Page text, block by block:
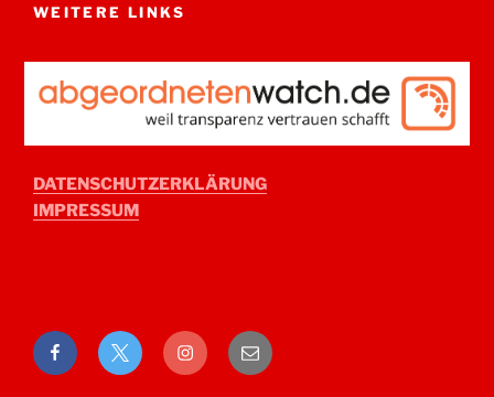
WEITERE LINKS
DATENSCHUTZERKLÄRUNG
IMPRESSUM
FacebookTwitter Instagram
E-
Mail